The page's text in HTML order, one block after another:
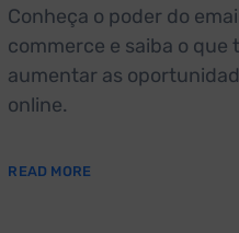
Conheça o poder do
commerce e saiba o que
aumentar as
online.
READ MORE